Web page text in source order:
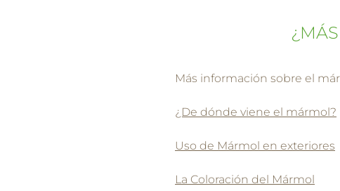
Más información sobre el
¿De dónde viene el mármol?
Uso de Mármol en exteriores
La Coloración del Mármol